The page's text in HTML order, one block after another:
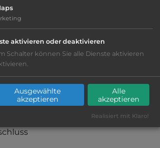
überwiegend ruhig
Wiese
aktivieren oder deaktivieren
Schalter können Sie alle Dienste aktivieren
Ausgewählte
akzeptieren
Alle
akzeptieren
Realisiert mit Klaro!